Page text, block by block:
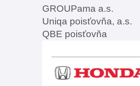
GROUPama a.s.
Uniqa poisťovňa, a.s.
QBE poisťovňa